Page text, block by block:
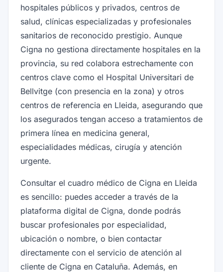
hospitales públicos y privados, centros de
salud, clínicas especializadas y profesionales
sanitarios de reconocido prestigio. Aunque
Cigna no gestiona directamente hospitales en la
provincia, su red colabora estrechamente con
centros clave como el Hospital Universitari de
Bellvitge (con presencia en la zona) y otros
centros de referencia en Lleida, asegurando que
los asegurados tengan acceso a tratamientos de
primera línea en medicina general,
especialidades médicas, cirugía y atención
urgente.
Consultar el cuadro médico de Cigna en Lleida
es sencillo: puedes acceder a través de la
plataforma digital de Cigna, donde podrás
buscar profesionales por especialidad,
ubicación o nombre, o bien contactar
directamente con el servicio de atención al
cliente de Cigna en Cataluña. Además, en